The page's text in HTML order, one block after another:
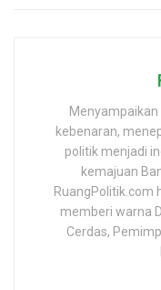
kebenaran,
politik menjadi
kemajuan
RuangPolitik.com
memberi warna
Cerdas,